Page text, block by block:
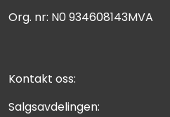
Org. nr: N0 934608143MVA
Kontakt oss:
Salgsavdelingen: